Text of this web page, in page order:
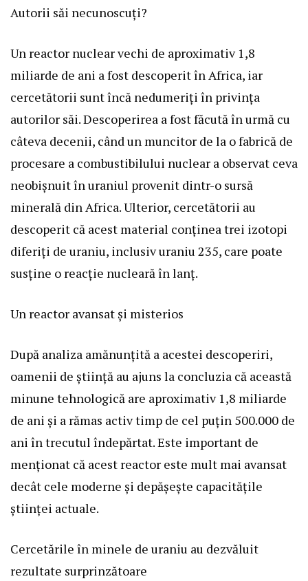
Autorii săi necunoscuți?
Un reactor nuclear vechi de aproximativ 1,8
miliarde de ani a fost descoperit în Africa, iar
cercetătorii sunt încă nedumeriți în privința
autorilor săi. Descoperirea a fost făcută în urmă cu
câteva decenii, când un muncitor de la o fabrică de
procesare a combustibilului nuclear a observat ceva
neobișnuit în uraniul provenit dintr-o sursă
minerală din Africa. Ulterior, cercetătorii au
descoperit că acest material conținea trei izotopi
diferiți de uraniu, inclusiv uraniu 235, care poate
susține o reacție nucleară în lanț.
Un reactor avansat și misterios
După analiza amănunțită a acestei descoperiri,
oamenii de știință au ajuns la concluzia că această
minune tehnologică are aproximativ 1,8 miliarde
de ani și a rămas activ timp de cel puțin 500.000 de
ani în trecutul îndepărtat. Este important de
menționat că acest reactor este mult mai avansat
decât cele moderne și depășește capacitățile
științei actuale.
Cercetările în minele de uraniu au dezvăluit
rezultate surprinzătoare